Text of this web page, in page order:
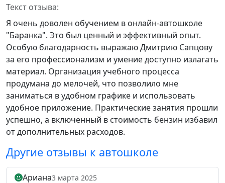
Текст отзыва:
Я очень доволен обучением в онлайн-автошколе
"Баранка". Это был ценный и эффективный опыт.
Особую благодарность выражаю Дмитрию Сапцову
за его профессионализм и умение доступно излагать
материал. Организация учебного процесса
продумана до мелочей, что позволило мне
заниматься в удобном графике и использовать
удобное приложение. Практические занятия прошли
успешно, а включенный в стоимость бензин избавил
от дополнительных расходов.
Другие отзывы к автошколе
Ариана3 марта 2025